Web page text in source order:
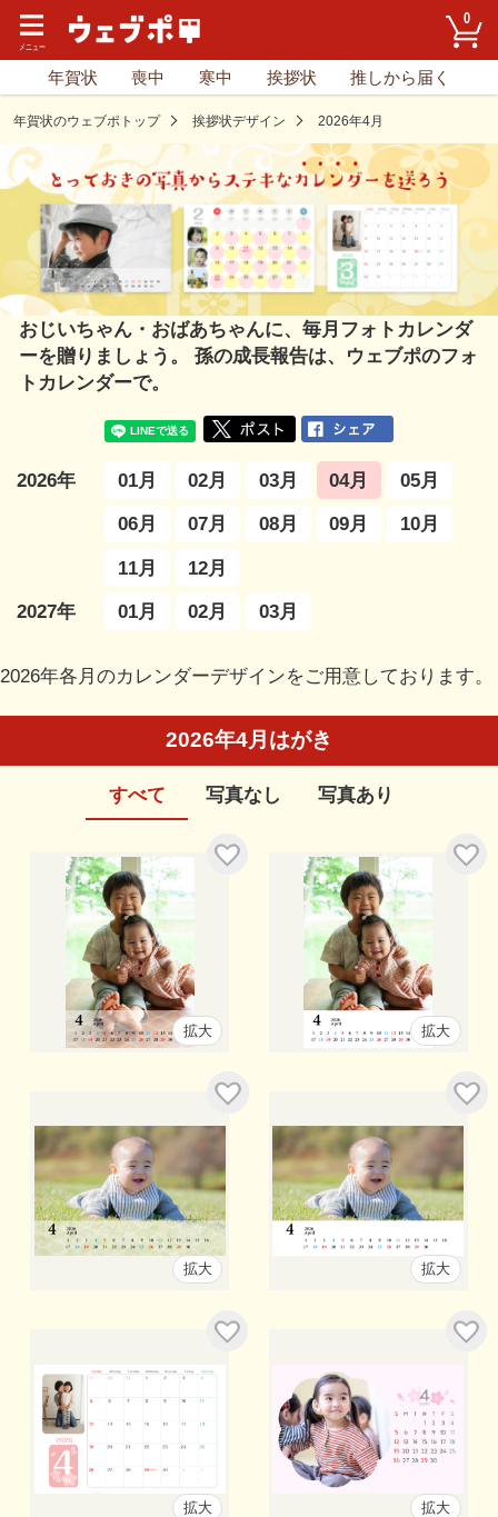
0
年賀状 喪中 寒中 挨拶状 推しから届く
年賀状のウェブポトップ 挨拶状デザイン 2026年4月
おじいちゃん・おばあちゃんに、毎月フォトカレンダ
ーを贈りましょう。 孫の成長報告は、ウェブポのフォ
トカレンダーで。
2026年 01月 02月 03月 04月 05月
06月 07月 08月 09月 10月
11月 12月
2027年 01月 02月 03月
2026年各月のカレンダーデザインをご用意しております。
2026年4月はがき
すべて 写真なし 写真あり
拡大 拡大
拡大 拡大
拡大 拡大